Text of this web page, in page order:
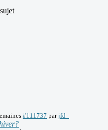
#111737 parjfd_